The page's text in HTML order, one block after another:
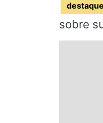
destaque
sobre